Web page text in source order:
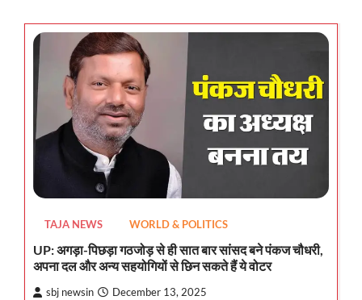
TAJA NEWS WORLD & POLITICS
UP: अगड़ा-पिछड़ा गठजोड़ से ही सात बार सांसद बने पंकज चौधरी,
अपना दल और अन्य सहयोगियों से छिन सकते हैं ये वोटर
sbj newsin December 13, 2025